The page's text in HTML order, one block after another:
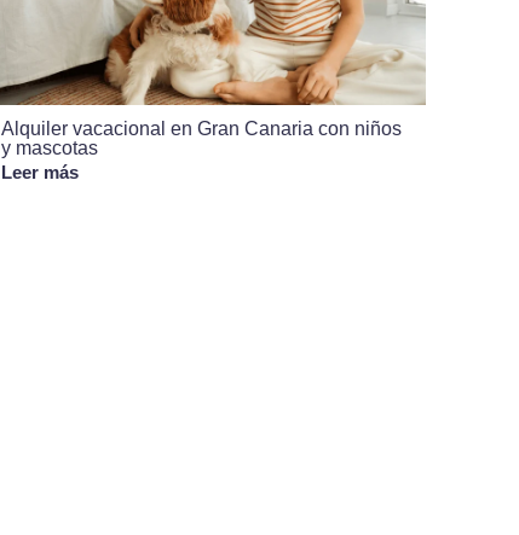
Alquiler vacacional en Gran Canaria con niños
y mascotas
Leer más